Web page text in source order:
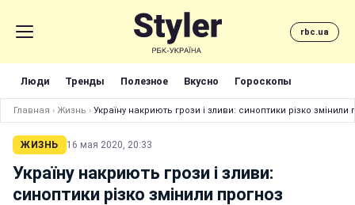
rbc.ua
Люди Тренды Полезное Вкусно Гороскопы
Главная › Жизнь › Україну накриють грози і зливи: синоптики різко змінили
ЖИЗНЬ 16 мая 2020, 20:33
Україну накриють грози і зливи:
синоптики різко змінили прогноз